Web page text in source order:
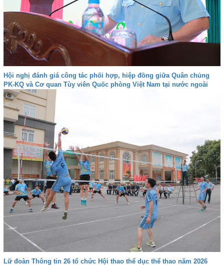
Hội nghị đánh giá công tác phối hợp, hiệp đồng giữa Quân chủng
PK-KQ và Cơ quan Tùy viên Quốc phòng Việt Nam tại nước ngoài
Lữ đoàn Thông tin 26 tổ chức Hội thao thể dục thể thao năm 2026